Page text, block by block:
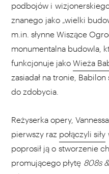
podbojów i
znanego jako „wielki
m.in. słynne Wiszące
monumentalna budowla,
funkcjonuje jako Wieża
zasiadał na tronie,
do zdobycia.
Reżyserka opery,
pierwszy raz połączyli siły
poprosił ją o stworzenie
promującego płytę 808s